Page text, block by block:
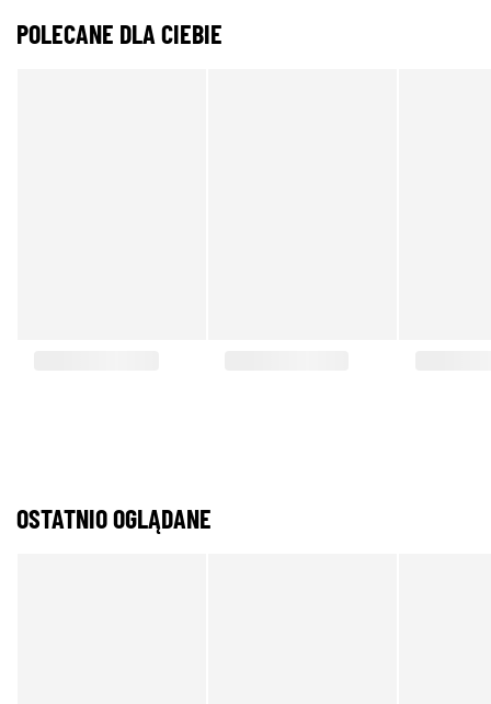
POLECANE DLA CIEBIE
OSTATNIO OGLĄDANE